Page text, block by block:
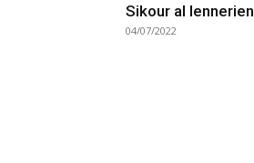
Sikour al lennerien
04/07/2022